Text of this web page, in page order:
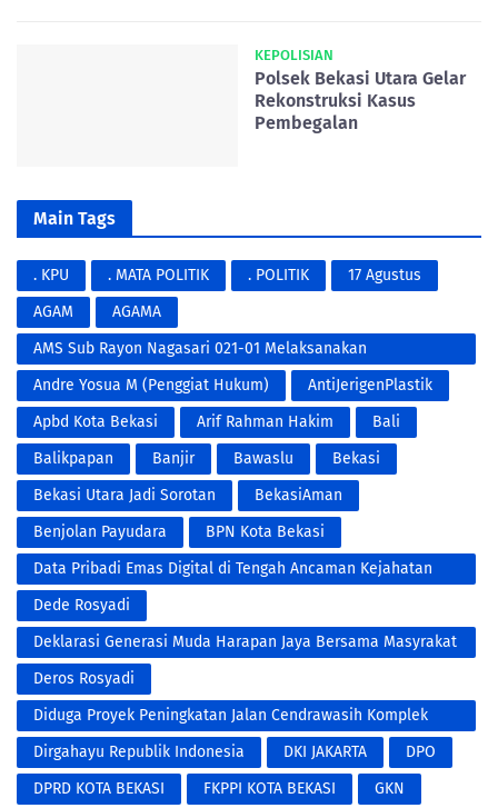
KEPOLISIAN
Polsek Bekasi Utara Gelar
Rekonstruksi Kasus
Pembegalan
Main Tags
. KPU . MATA POLITIK . POLITIK
17 Agustus
AGAM
AGAMA
AMS Sub Rayon Nagasari 021-01 Melaksanakan
Penyemprotan Fogging DBD
Andre Yosua M (Penggiat Hukum)
AntiJerigenPlastik
Apbd Kota Bekasi
Arif Rahman Hakim
Bali
Balikpapan
Banjir Bawaslu
Bekasi
Bekasi Utara Jadi Sorotan
BekasiAman
Benjolan Payudara
BPN Kota Bekasi
Data Pribadi Emas Digital di Tengah Ancaman Kejahatan
Modern
Dede Rosyadi
Deklarasi Generasi Muda Harapan Jaya Bersama Masyrakat
RW 001 Untuk Pemenangan Paslon NO.3 Tri Adhianto RIDHO
Deros Rosyadi
Diduga Proyek Peningkatan Jalan Cendrawasih Komplek
Bumi Makmur Kota Bekasi
Dirgahayu Republik Indonesia DKI JAKARTA
DPO
DPRD KOTA BEKASI
FKPPI KOTA BEKASI
GKN